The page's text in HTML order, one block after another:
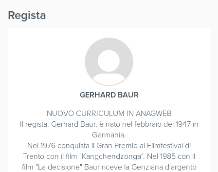
Regista
GERHARD BAUR
NUOVO CURRICULUM IN ANAGWEB
Il regista. Gerhard Baur, è nato nel febbraio del 1947 in
Germania.
Nel 1976 conquista il Gran Premio al Filmfestival di
Trento con il film "Kangchendzonga". Nel 1985 con il
film "La decisione" Baur riceve la Genziana d'argento